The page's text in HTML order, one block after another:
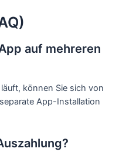
auf mehreren
können Sie sich von
App-Installation